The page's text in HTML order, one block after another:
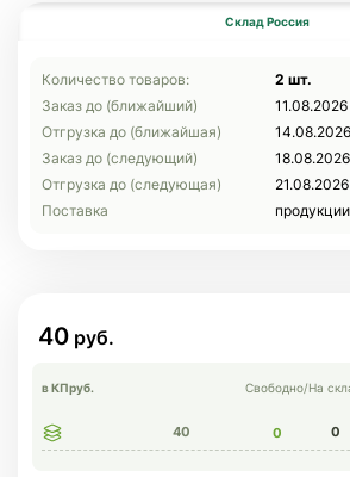
Склад Россия
Количество товаров:
2 шт.
Заказ до (ближайший)
Отгрузка до (ближайшая)
14.08.2026
Заказ до (следующий)
Отгрузка до (следующая)
21.08.2026
Поставка
40
в КПруб. Свободно/На
40 0 0